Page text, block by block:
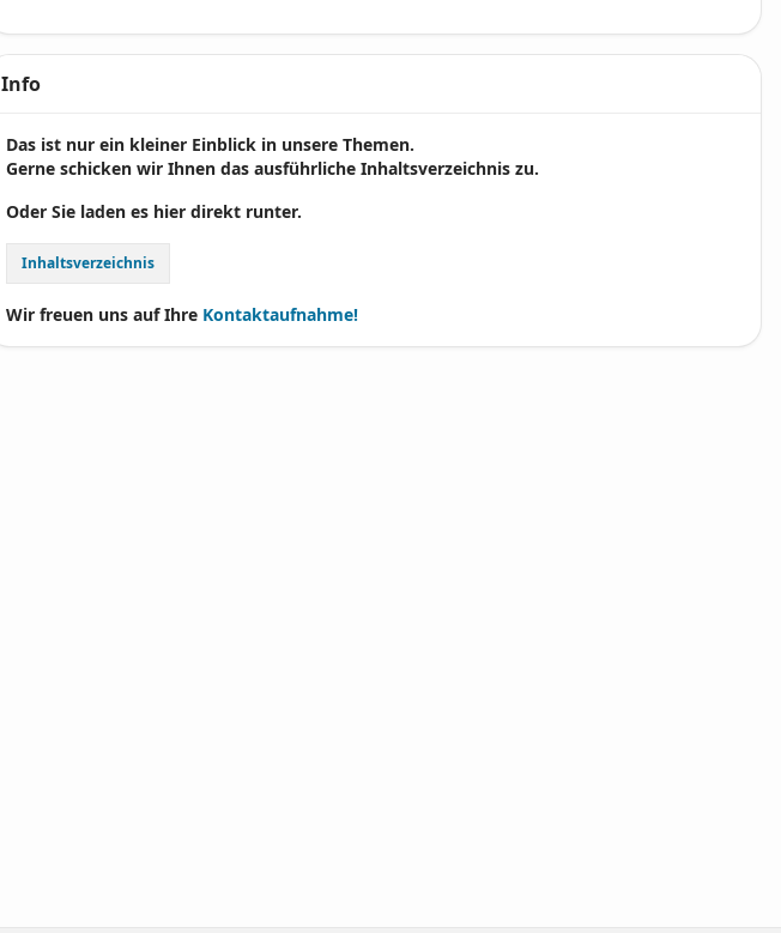
Info
Das ist nur ein kleiner Einblick in unsere Themen.
Gerne schicken wir Ihnen das ausführliche Inhaltsverzeichnis zu.
Oder Sie laden es hier direkt runter.
Inhaltsverzeichnis
Wir freuen uns auf Ihre Kontaktaufnahme!